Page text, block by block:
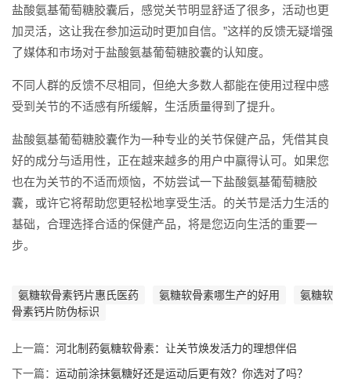
盐酸氨基葡萄糖胶囊后，感觉关节明显舒适了很多，活动也更
加灵活，这让我在参加运动时更加自信。”这样的反馈无疑增强
了媒体和市场对于盐酸氨基葡萄糖胶囊的认知度。
不同人群的反馈不尽相同，但绝大多数人都能在使用过程中感
受到关节的不适感有所缓解，生活质量得到了提升。
盐酸氨基葡萄糖胶囊作为一种专业的关节保健产品，凭借其良
好的成分与适用性，正在越来越多的用户中赢得认可。如果您
也在为关节的不适而烦恼，不妨尝试一下盐酸氨基葡萄糖胶
囊，或许它将帮助您更轻松地享受生活。的关节是活力生活的
基础，合理选择合适的保健产品，将是您迈向生活的重要一
步。
氨糖软骨素钙片惠氏医药 氨糖软骨素哪生产的好用
氨糖软
骨素钙片防伪标识
上一篇： 河北制药氨糖软骨素：让关节焕发活力的理想伴侣
下一篇： 运动前涂抹氨糖好还是运动后更有效？你选对了吗？